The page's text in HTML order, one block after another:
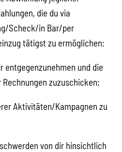
die du via
Scheck/in Bar/per
tätigst zu ermöglichen;
entgegenzunehmen und die
zuzuschicken;
Aktivitäten/Kampagnen zu
von dir hinsichtlich